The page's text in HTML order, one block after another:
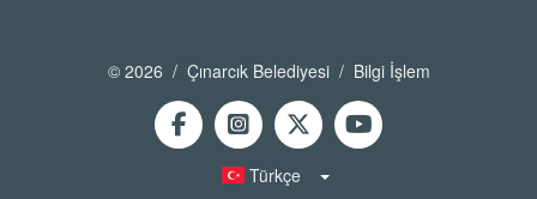
© 2026 / Çınarcık Belediyesi / Bilgi İşlem
Türkçe